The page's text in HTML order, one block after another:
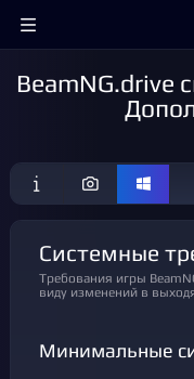
BeamNG.drive
Системные
Требования игры BeamNG.drive могут отличаться от указанных в
виду изменений в
Минимальные